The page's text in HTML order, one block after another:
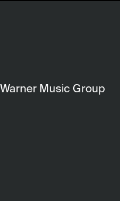
Warner Music Group